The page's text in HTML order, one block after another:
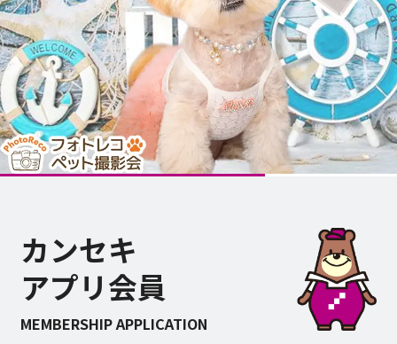
カンセキ
アプリ会員
MEMBERSHIP APPLICATION